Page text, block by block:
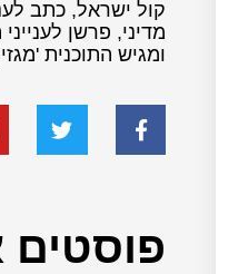
קול ישראל, כתב
מדיני, פרשן
ומגיש התוכנית
פוסטים